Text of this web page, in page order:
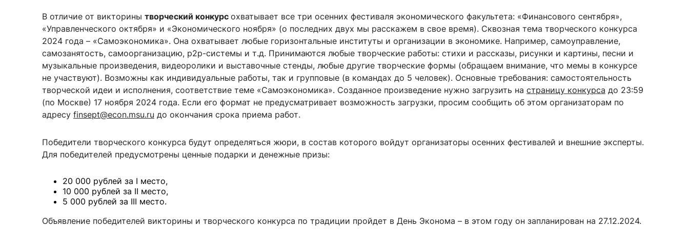
В отличие от викторины творческий конкурс охватывает все три осенних фестиваля экономического факультета: «Финансового сентября»,
«Управленческого октября» и «Экономического ноября» (о последних двух мы расскажем в свое время). Сквозная тема творческого конкурса
2024 года – «Самоэкономика». Она охватывает любые горизонтальные институты и организации в экономике. Например, самоуправление,
самозанятость, самоорганизацию, p2p-системы и т.д. Принимаются любые творческие работы: стихи и рассказы, рисунки и картины, песни и
музыкальные произведения, видеоролики и выставочные стенды, любые другие творческие формы (обращаем внимание, что мемы в конкурсе
не участвуют). Возможны как индивидуальные работы, так и групповые (в командах до 5 человек). Основные требования: самостоятельность
творческой идеи и исполнения, соответствие теме «Самоэкономика». Созданное произведение нужно загрузить на страницу конкурса до 23:59
(по Москве) 17 ноября 2024 года. Если его формат не предусматривает возможность загрузки, просим сообщить об этом организаторам по
адресу finsept@econ.msu.ru до окончания срока приема работ.
Победители творческого конкурса будут определяться жюри, в состав которого войдут организаторы осенних фестивалей и внешние эксперты.
Для победителей предусмотрены ценные подарки и денежные призы:
20 000 рублей за I место,
10 000 рублей за II место,
5 000 рублей за III место.
Объявление победителей викторины и творческого конкурса по традиции пройдет в День Эконома – в этом году он запланирован на 27.12.2024.